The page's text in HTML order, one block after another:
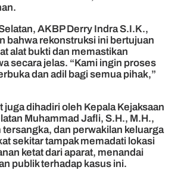
AKBP Derry Indra S.I.K.,
bahwa rekonstruksi ini bertujuan
alat bukti dan memastikan
secara jelas. “Kami ingin proses
dan adil bagi semua pihak,”
juga dihadiri oleh Kepala Kejaksaan
Muhammad Jafli, S.H., M.H.,
dan perwakilan keluarga
sekitar tampak memadati lokasi
ketat dari aparat, menandai
publik terhadap kasus ini.